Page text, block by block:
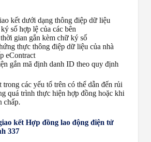
kết dưới dạng thông điệp dữ liệu
số hợp lệ của các bên
gian gắn kèm chữ ký số
thực thông điệp dữ liệu của nhà
eContract
gắn mã định danh ID theo quy định
trong các yếu tố trên có thể dẫn đến rủi
quá trình thực hiện hợp đồng hoặc khi
chấp.
kết Hợp đồng lao động điện tử
337